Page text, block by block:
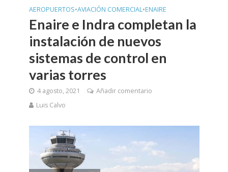
AEROPUERTOS•AVIACIÓN COMERCIAL•ENAIRE
Enaire e Indra completan la
instalación de nuevos
sistemas de control en
varias torres
4 agosto, 2021
Añadir comentario
Luis Calvo